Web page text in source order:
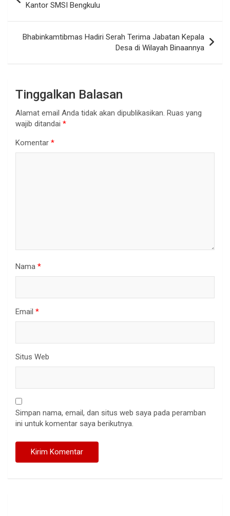
Kantor SMSI Bengkulu
Bhabinkamtibmas Hadiri Serah Terima Jabatan Kepala
Desa di Wilayah Binaannya
Tinggalkan Balasan
Alamat email Anda tidak akan dipublikasikan. Ruas yang
wajib ditandai *
Komentar *
Nama *
Email *
Situs Web
Simpan nama, email, dan situs web saya pada peramban
ini untuk komentar saya berikutnya.